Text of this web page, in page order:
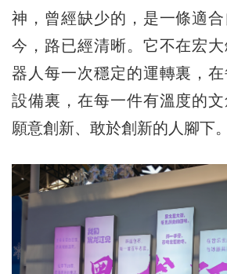
神，曾經缺少的，是一條適
今，路已經清晰。它不在宏
器人每一次穩定的運轉裏，
設備裏，在每一件有溫度的
願意創新、敢於創新的人腳下。